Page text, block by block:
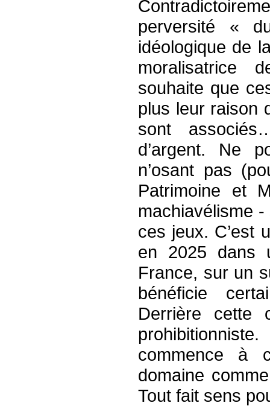
perversité «
idéologique de
moralisatrice
souhaite que
plus leur raison
sont
d’argent. Ne
n’osant pas
Patrimoine et
machiavélisme -
ces jeux. C’est
en 2025 dans
France, sur un
bénéficie
Derrière cette
commence à
domaine
Tout fait sens